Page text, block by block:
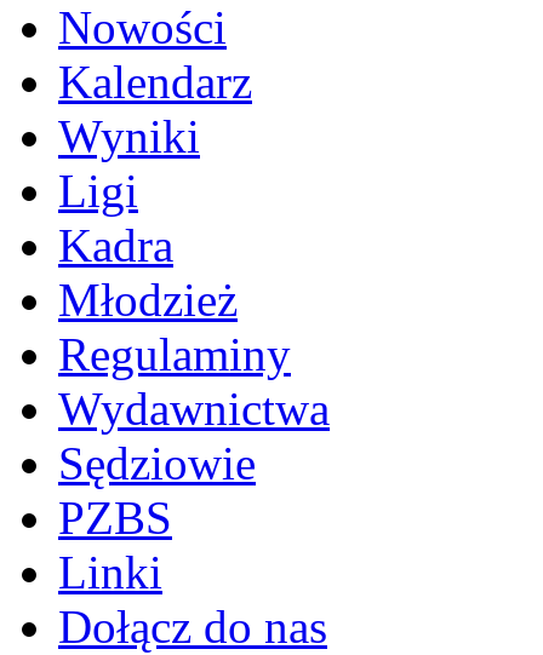
Nowości
Kalendarz
Wyniki
Ligi
Kadra
Młodzież
Regulaminy
Wydawnictwa
Sędziowie
PZBS
Linki
Dołącz do nas